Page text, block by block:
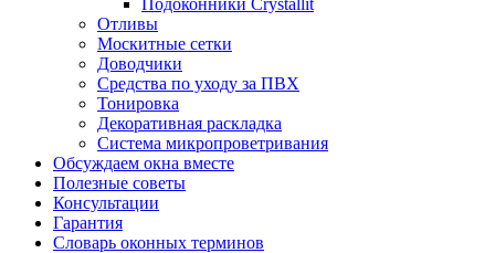
Отливы
Москитные сетки
Доводчики
Средства по уходу за ПВХ
Тонировка
Декоративная раскладка
Система микропроветривания
Обсуждаем окна вместе
Полезные советы
Консультации
Гарантия
Словарь оконных терминов